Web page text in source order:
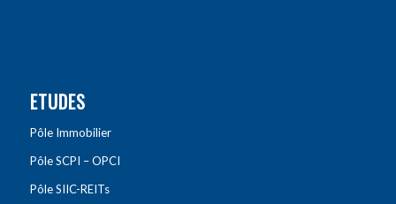
ETUDES
Pôle Immobilier
Pôle SCPI – OPCI
Pôle SIIC-REITs